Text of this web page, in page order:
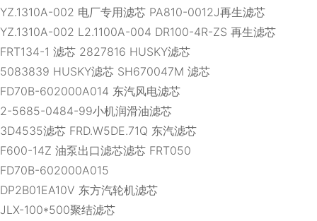
YZ.1310A-002 电厂专用滤芯 PA810-0012J再生滤芯
YZ.1310A-002 L2.1100A-004 DR100-4R-ZS 再生滤芯
FRT134-1 滤芯 2827816 HUSKY滤芯
5083839 HUSKY滤芯 SH670047M 滤芯
FD70B-602000A014 东汽风电滤芯
2-5685-0484-99小机润滑油滤芯
3D4535滤芯 FRD.W5DE.71Q 东汽滤芯
F600-14Z 油泵出口滤芯滤芯 FRT050
FD70B-602000A015
DP2B01EA10V 东方汽轮机滤芯
JLX-100*500聚结滤芯